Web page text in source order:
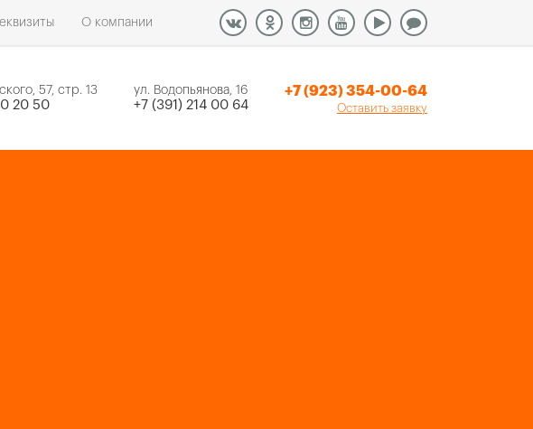
О компании
57, стр. 13
20 50
ул. Водопьянова, 16
+7 (391) 214 00 64
+7 (923) 354-00-64
Оставить заявку